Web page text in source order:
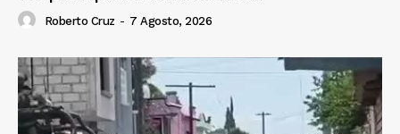
Roberto Cruz - 7 Agosto, 2026